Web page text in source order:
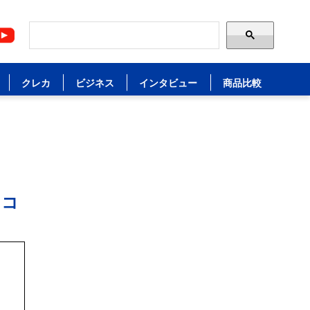
クレカ ビジネス インタビュー 商品比較